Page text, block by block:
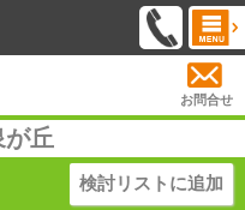
お問合せ
丘
検討リストに追加